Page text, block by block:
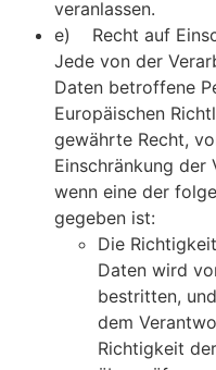
veranlassen.
e) Recht auf
Jede von der
Daten betroffene
Europäischen
gewährte Recht,
Einschränkung der
wenn eine der
gegeben ist:
Die
Daten wird
bestritten,
dem
Richtigkeit